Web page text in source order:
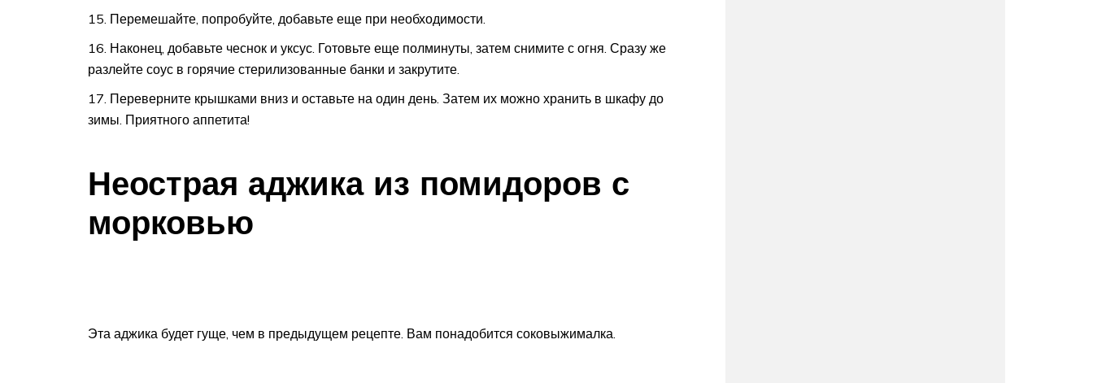
Перемешайте, попробуйте, добавьте еще при необходимости.
Наконец, добавьте чеснок и уксус. Готовьте еще полминуты, затем снимите с огня. Сразу же
разлейте соус в горячие стерилизованные банки и закрутите.
Переверните крышками вниз и оставьте на один день. Затем их можно хранить в шкафу до
зимы. Приятного аппетита!
Неострая аджика из помидоров с
морковью
Эта аджика будет гуще, чем в предыдущем рецепте. Вам понадобится соковыжималка.